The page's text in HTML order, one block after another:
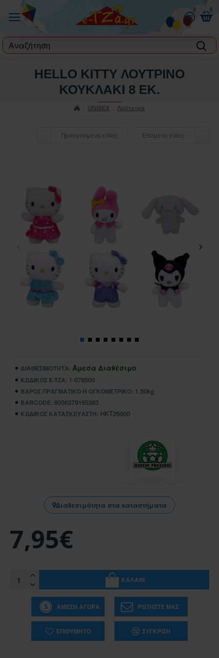
0 0
label
UNISEX Λούτρινα
HELLO KITTY ΛΟΥΤΡΙΝΟ
ΚΟΥΚΛΑΚΙ 8 ΕΚ.
Προηγούμενο είδος Επόμενο είδος
ΔΙΑΘΕΣΙΜΌΤΗΤΑ: Άμεσα Διαθέσιμο
ΚΩΔΙΚΌΣ E-TZA: 1-078500
ΒΆΡΟΣ ΠΡΑΓΜΑΤΙΚΌ Ή ΟΓΚΟΜΕΤΡΙΚΌ: 1.50kg
BARCODE: 8056379185383
ΚΩΔΙΚΌΣ ΚΑΤΑΣΚΕΥΑΣΤΉ: HKT25000
Διαθεσιμότητα στα καταστήματα
7,95€
ΚΑΛΆΘΙ
ΆΜΕΣΗ ΑΓΟΡΆ ΡΩΤΉΣΤΕ ΜΑΣ
ΕΠΙΘΥΜΗΤΌ ΣΎΓΚΡΙΣΗ